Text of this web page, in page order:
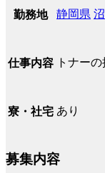
勤務地 静岡県
仕事内容 トナー
寮・社宅 あり
募集内容